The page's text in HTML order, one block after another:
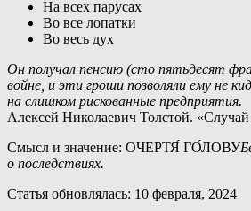
На всех парусах
Во все лопатки
Во весь дух
Он получал пенсию (сто пятьдесят
войне, и эти гроши позволяли ему не
на слишком рискованные предприятия.
Алексей Николаевич Толстой.
Смысл и значение: ОЧЕРТЯ́ ГО́ЛОВУ
о последствиях.
Статья обновлялась: 10 февраля, 2024